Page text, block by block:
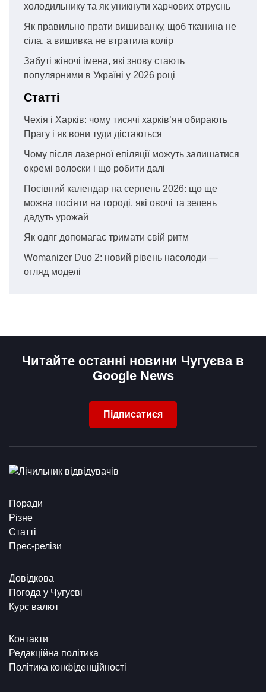
холодильнику та як уникнути харчових отруєнь
Як правильно прати вишиванку, щоб тканина не
сіла, а вишивка не втратила колір
Забуті жіночі імена, які знову стають
популярними в Україні у 2026 році
Статті
Чехія і Харків: чому тисячі харків’ян обирають
Прагу і як вони туди дістаються
Чому після лазерної епіляції можуть залишатися
окремі волоски і що робити далі
Посівний календар на серпень 2026: що ще
можна посіяти на городі, які овочі та зелень
дадуть урожай
Як одяг допомагає тримати свій ритм
Womanizer Duo 2: новий рівень насолоди —
огляд моделі
Читайте останні новини Чугуєва в
Google News
Підписатися
Поради
Різне
Статті
Прес-релізи
Довідкова
Погода у Чугуєві
Курс валют
Контакти
Редакційна політика
Політика конфіденційності